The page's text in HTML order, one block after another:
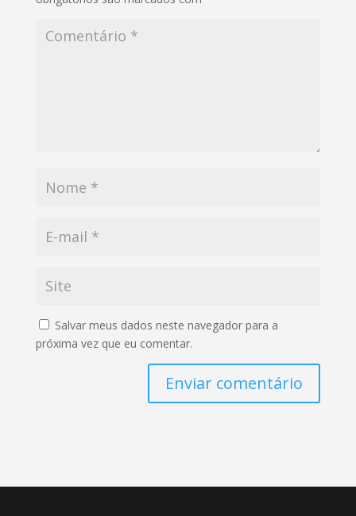
Salvar meus dados neste navegador para a
próxima vez que eu comentar.
Enviar comentário